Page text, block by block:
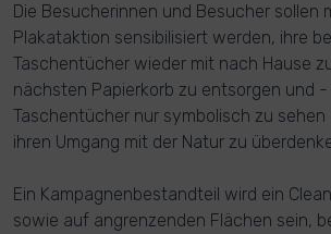
Die Besucherinnen und Besucher sollen
Plakataktion sensibilisiert werden, ihre
Taschentücher wieder mit nach Hause
nächsten Papierkorb zu entsorgen und -
Taschentücher nur symbolisch zu
ihren Umgang mit der Natur zu
Ein Kampagnenbestandteil wird ein
sowie auf angrenzenden Flächen sein,